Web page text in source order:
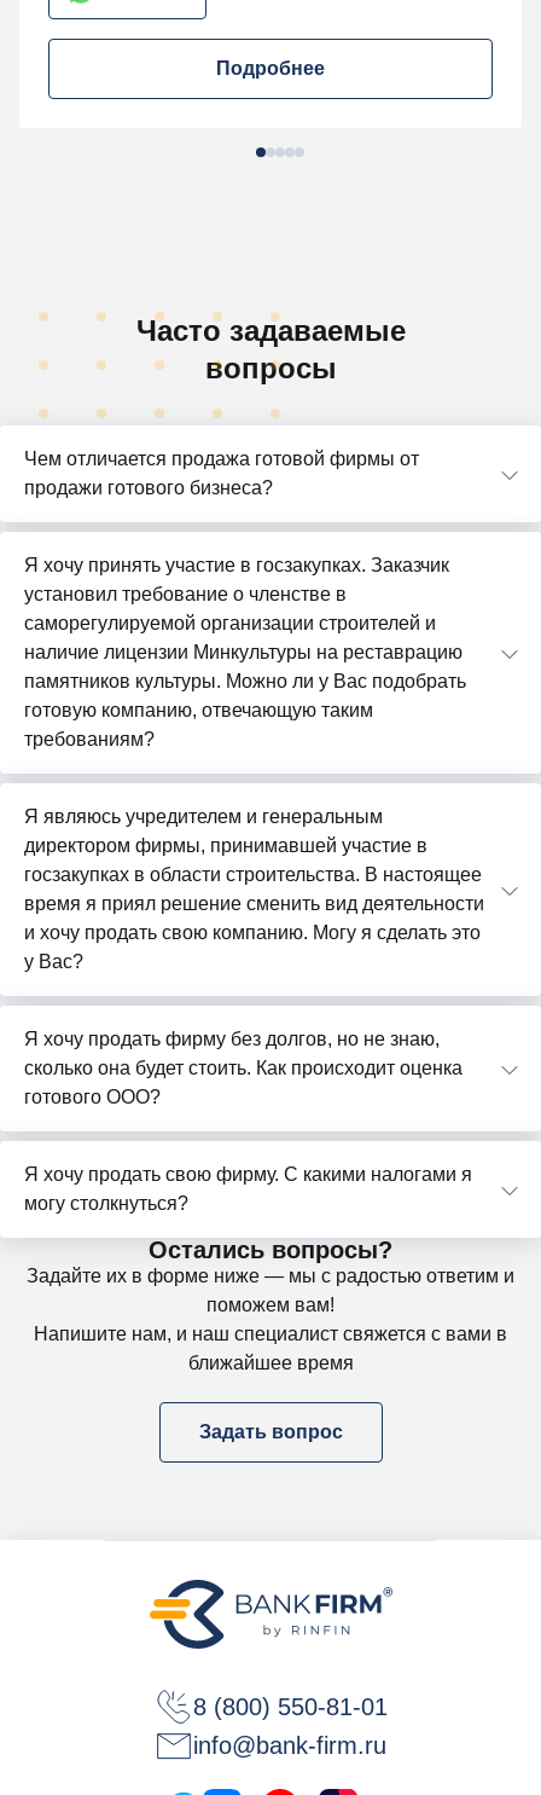
Подробнее
Часто задаваемые
вопросы
Чем отличается продажа готовой фирмы от
продажи готового бизнеса?
Я хочу принять участие в госзакупках. Заказчик
установил требование о членстве в
саморегулируемой организации строителей и
наличие лицензии Минкультуры на реставрацию
памятников культуры. Можно ли у Вас подобрать
готовую компанию, отвечающую таким
требованиям?
Я являюсь учредителем и генеральным
директором фирмы, принимавшей участие в
госзакупках в области строительства. В настоящее
время я приял решение сменить вид деятельности
и хочу продать свою компанию. Могу я сделать это
у Вас?
Я хочу продать фирму без долгов, но не знаю,
сколько она будет стоить. Как происходит оценка
готового ООО?
Я хочу продать свою фирму. С какими налогами я
могу столкнуться?
Остались вопросы?
Задайте их в форме ниже — мы с радостью ответим и
поможем вам!
Напишите нам, и наш специалист свяжется с вами в
ближайшее время
Задать вопрос
8 (800) 550-81-01
info@bank-firm.ru